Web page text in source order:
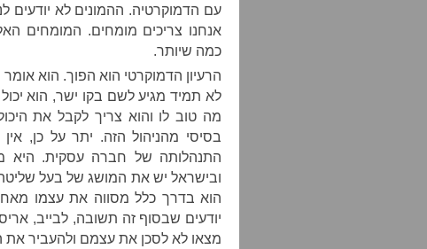
עם הדמוקרטיה. ההמונים לא יודעים
אנחנו צריכים מומחים. המומחים
כמה שיותר.
הרעיון הדמוקרטי הוא הפוך. הוא
לא תמיד מגיע לשם בקו ישר, הוא
מה טוב לו והוא צריך לקבל את
בסיסי מהניהול הזה. יתר על כן,
התנהלותה של חברה עסקית. היא
ובישראל יש את המושג של בעל
הוא בדרך כלל מסווה את עצמו
יודעים שבסוף זה תשובה, לבייב,
מצאו לא לסכן את עצמם ולהעביר את